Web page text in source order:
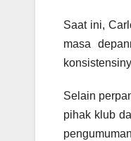
Saat ini,
masa
Selain
pihak klub